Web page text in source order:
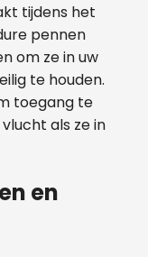
tijdens het
pennen
om ze in uw
te houden.
toegang te
als ze in
en